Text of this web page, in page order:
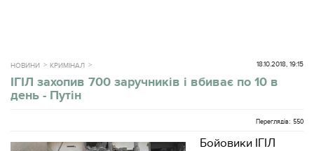
НОВИНИ КРИМІНАЛ 18.10.2018, 19:15
ІГІЛ захопив 700 заручників і вбиває по 10 в
день - Путін
Переглядів: 550
Бойовики ІГІЛ